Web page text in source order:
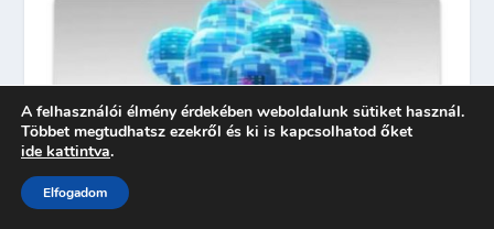
A felhasználói élmény érdekében weboldalunk sütiket használ.
Többet megtudhatsz ezekről és ki is kapcsolhatod őket
ide kattintva.
Elfogadom